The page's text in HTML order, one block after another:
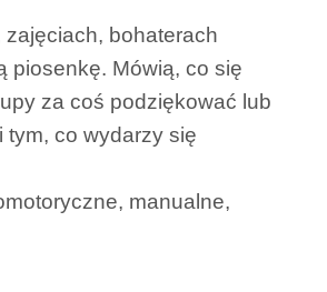
zajęciach, bohaterach
piosenkę. Mówią, co się
za coś podziękować lub
tym, co wydarzy się
manualne,